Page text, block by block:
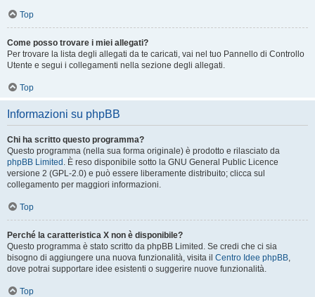
Top
Come posso trovare i miei allegati?
Per trovare la lista degli allegati da te caricati, vai nel tuo Pannello di Controllo
Utente e segui i collegamenti nella sezione degli allegati.
Top
Informazioni su phpBB
Chi ha scritto questo programma?
Questo programma (nella sua forma originale) è prodotto e rilasciato da
phpBB Limited . È reso disponibile sotto la GNU General Public Licence
versione 2 (GPL-2.0) e può essere liberamente distribuito; clicca sul
collegamento per maggiori informazioni.
Top
Perché la caratteristica X non è disponibile?
Questo programma è stato scritto da phpBB Limited. Se credi che ci sia
bisogno di aggiungere una nuova funzionalità, visita il Centro Idee phpBB,
dove potrai supportare idee esistenti o suggerire nuove funzionalità.
Top